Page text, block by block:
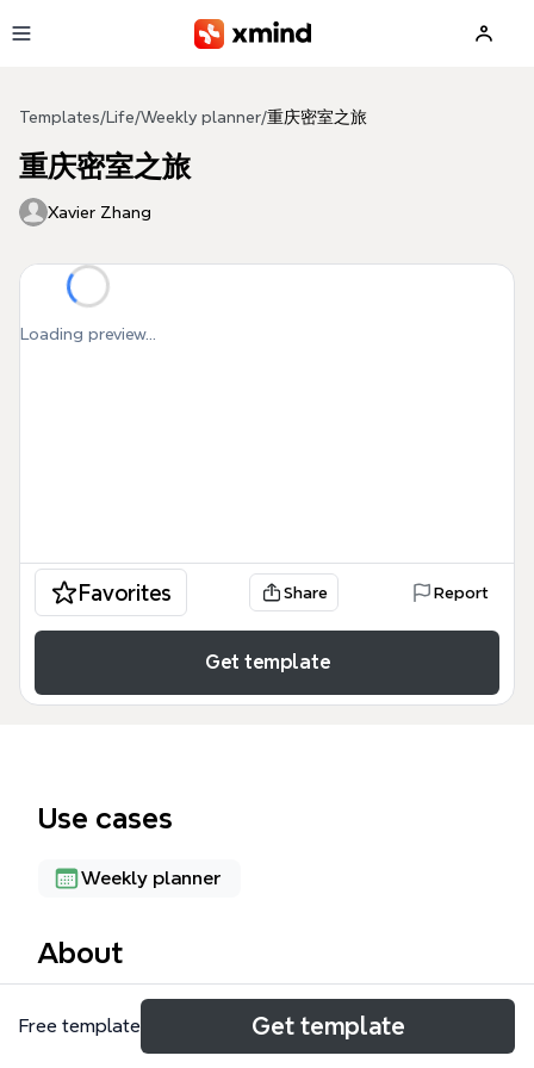
Templates/ Life/Weekly planner/重庆密室之旅
重庆密室之旅
Xavier Zhang
Loading preview...
Favorites Share Report
Get template
Use cases
Weekly planner
About
重庆密室之旅是一份专为密室逃脱爱好者设计的旅行攻
略思维导图模板，覆盖5天行程、餐食、住宿和费用，
Free template Get template